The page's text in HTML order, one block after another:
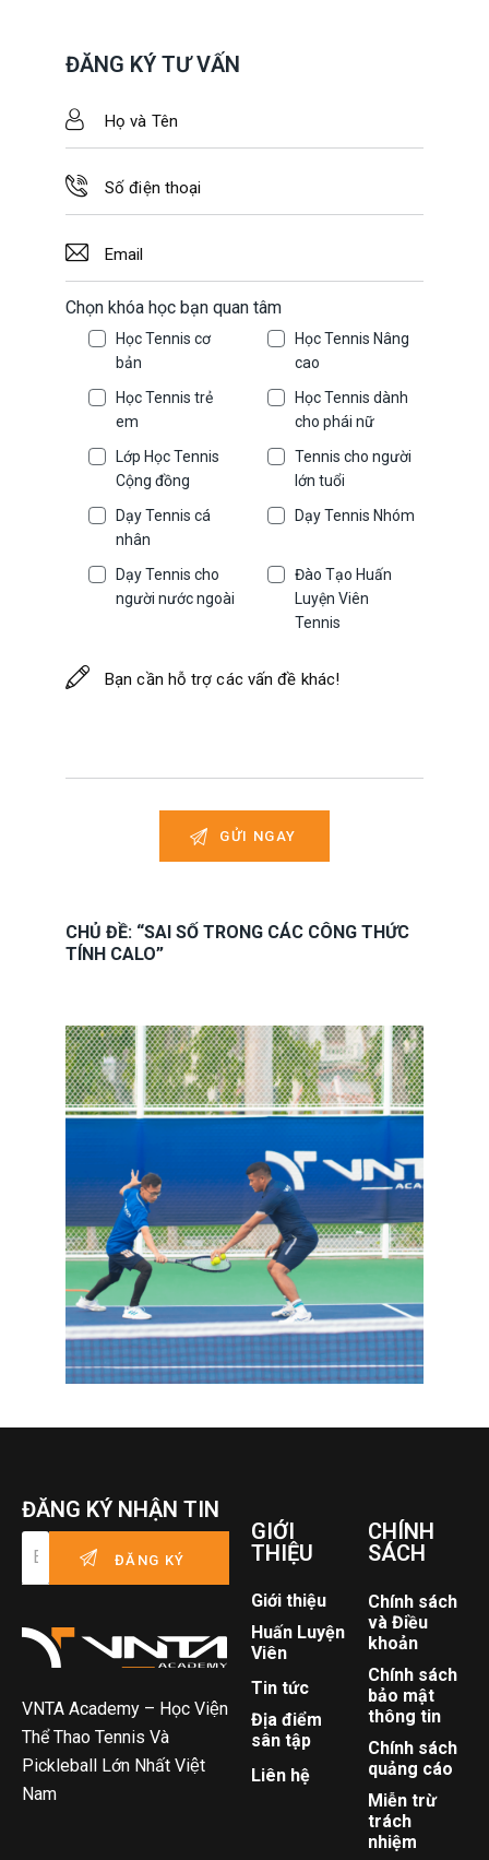
ĐĂNG KÝ TƯ VẤN
Chọn khóa học bạn quan tâm
Học Tennis cơ
bản
Học Tennis Nâng
cao
Học Tennis trẻ
em
Học Tennis dành
cho phái nữ
Lớp Học Tennis
Cộng đồng
Tennis cho người
lớn tuổi
Dạy Tennis cá
nhân
Dạy Tennis Nhóm
Dạy Tennis cho
người nước ngoài
Đào Tạo Huấn
Luyện Viên
Tennis
CHỦ ĐỀ: “SAI SỐ TRONG CÁC CÔNG THỨC
TÍNH CALO”
ĐĂNG KÝ NHẬN TIN
VNTA Academy – Học Viện
Thể Thao Tennis Và
Pickleball Lớn Nhất Việt
Nam
GIỚI
THIỆU
Giới thiệu
Huấn Luyện
Viên
Tin tức
Địa điểm
sân tập
Liên hệ
CHÍNH
SÁCH
Chính sách
và Điều
khoản
Chính sách
bảo mật
thông tin
Chính sách
quảng cáo
Miễn trừ
trách
nhiệm